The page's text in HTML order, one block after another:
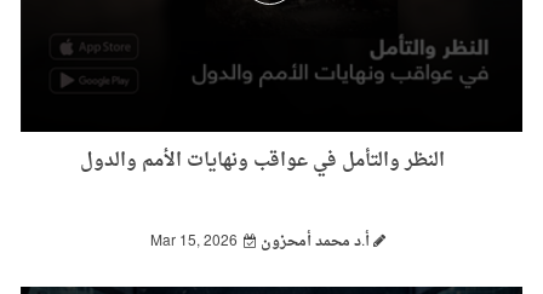
النظر والتأمل في عواقب ونهايات الأمم والدول
أ.د محمد أمحزون Mar 15, 2026